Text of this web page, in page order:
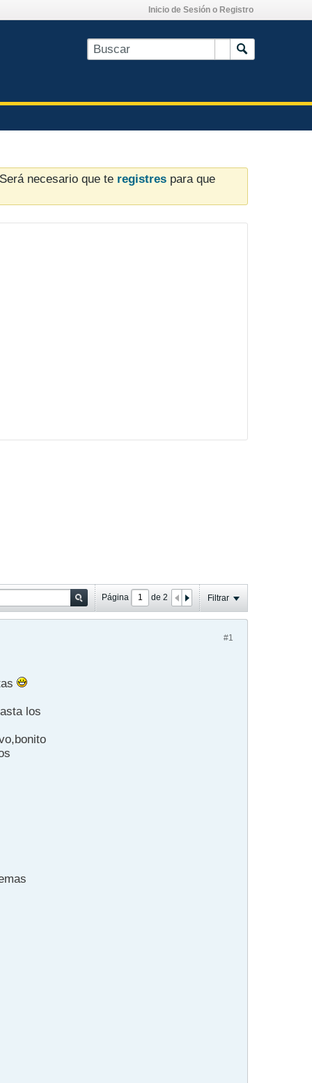
Inicio de Sesión o Registro
necesario que te registres para que
Página de 2 Filtrar
#1
los